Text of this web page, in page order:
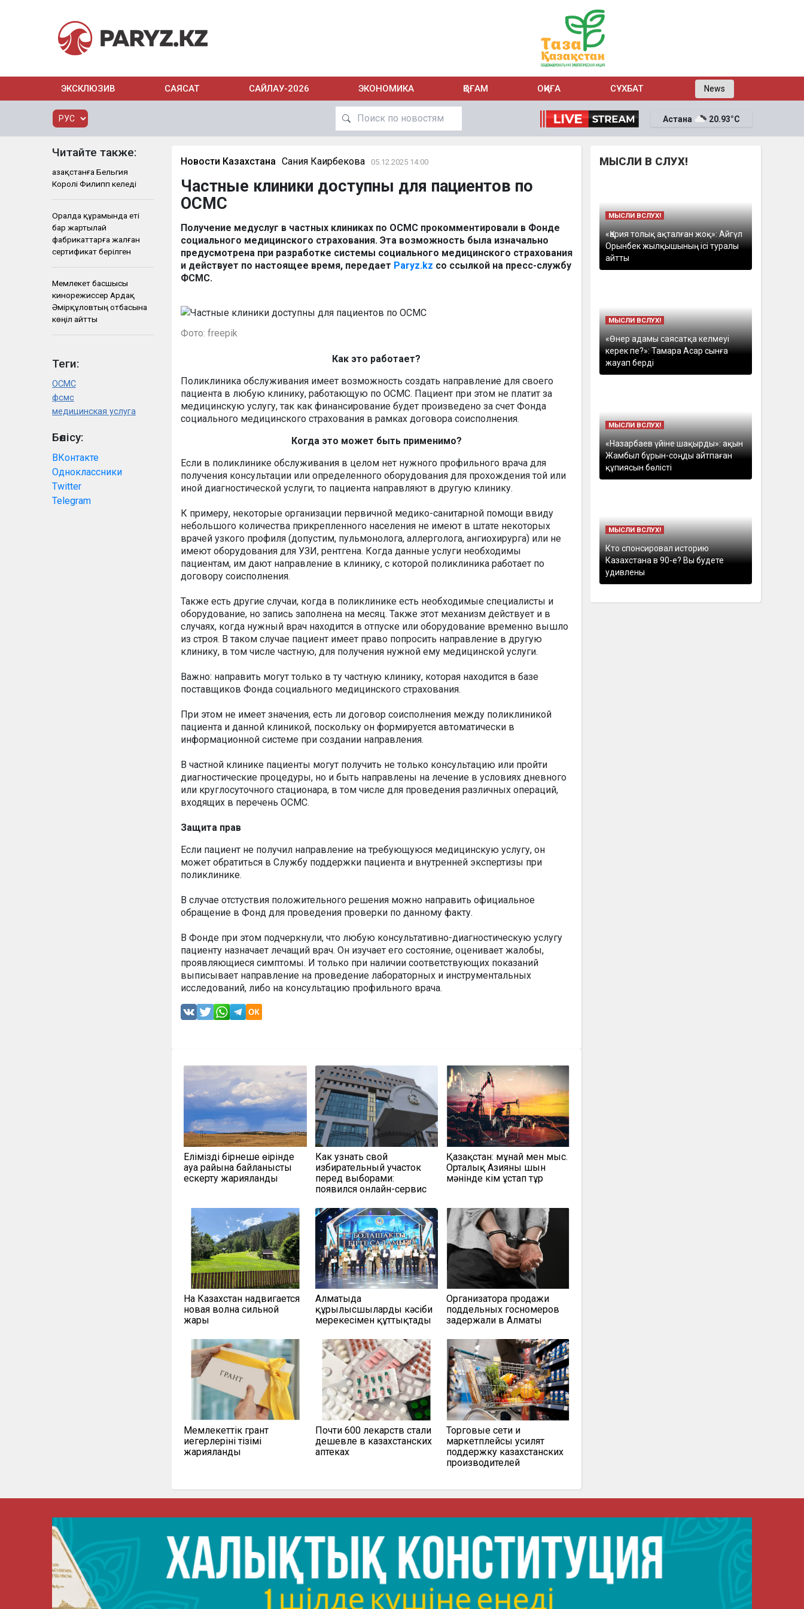
ЭКСКЛЮЗИВ САЯСАТ САЙЛАУ-2026 ЭКОНОМИКА ҚОҒАМ ОҚИҒА СҰХБАТ News
Астана 20.93°C
Читайте также:
Қазақстанға Бельгия
Королі Филипп келеді
Оралда құрамында еті
бар жартылай
фабрикаттарға жалған
сертификат берілген
Мемлекет басшысы
кинорежиссер Ардақ
Әмірқұловтың отбасына
көңіл айтты
Теги:
ОСМС
фсмс
медицинская услуга
Бөлісу:
ВКонтакте
Одноклассники
Twitter
Telegram
Новости Казахстана Сания Каирбекова 05.12.2025 14:00
Частные клиники доступны для пациентов по
ОСМС
Получение медуслуг в частных клиниках по ОСМС прокомментировали в Фонде
социального медицинского страхования. Эта возможность была изначально
предусмотрена при разработке системы социального медицинского страхования
и действует по настоящее время, передает Paryz.kz со ссылкой на пресс-службу
ФСМС.
Фото: freepik
Как это работает?
Поликлиника обслуживания имеет возможность создать направление для своего
пациента в любую клинику, работающую по ОСМС. Пациент при этом не платит за
медицинскую услугу, так как финансирование будет произведено за счет Фонда
социального медицинского страхования в рамках договора соисполнения.
Когда это может быть применимо?
Если в поликлинике обслуживания в целом нет нужного профильного врача для
получения консультации или определенного оборудования для прохождения той или
иной диагностической услуги, то пациента направляют в другую клинику.
К примеру, некоторые организации первичной медико-санитарной помощи ввиду
небольшого количества прикрепленного населения не имеют в штате некоторых
врачей узкого профиля (допустим, пульмонолога, аллерголога, ангиохирурга) или не
имеют оборудования для УЗИ, рентгена. Когда данные услуги необходимы
пациентам, им дают направление в клинику, с которой поликлиника работает по
договору соисполнения.
Также есть другие случаи, когда в поликлинике есть необходимые специалисты и
оборудование, но запись заполнена на месяц. Также этот механизм действует и в
случаях, когда нужный врач находится в отпуске или оборудование временно вышло
из строя. В таком случае пациент имеет право попросить направление в другую
клинику, в том числе частную, для получения нужной ему медицинской услуги.
Важно: направить могут только в ту частную клинику, которая находится в базе
поставщиков Фонда социального медицинского страхования.
При этом не имеет значения, есть ли договор соисполнения между поликлиникой
пациента и данной клиникой, поскольку он формируется автоматически в
информационной системе при создании направления.
В частной клинике пациенты могут получить не только консультацию или пройти
диагностические процедуры, но и быть направлены на лечение в условиях дневного
или круглосуточного стационара, в том числе для проведения различных операций,
входящих в перечень ОСМС.
Защита прав
Если пациент не получил направление на требующуюся медицинскую услугу, он
может обратиться в Службу поддержки пациента и внутренней экспертизы при
поликлинике.
В случае отстуствия положительного решения можно направить официальное
обращение в Фонд для проведения проверки по данному факту.
В Фонде при этом подчеркнули, что любую консультативно-диагностическую услугу
пациенту назначает лечащий врач. Он изучает его состояние, оценивает жалобы,
проявляющиеся симптомы. И только при наличии соответствующих показаний
выписывает направление на проведение лабораторных и инструментальных
исследований, либо на консультацию профильного врача.
Еліміздің бірнеше өңірінде
ауа райына байланысты
ескерту жарияланды
Как узнать свой
избирательный участок
перед выборами:
появился онлайн-сервис
Қазақстан: мұнай мен мыс.
Орталық Азияны шын
мәнінде кім ұстап тұр
На Казахстан надвигается
новая волна сильной
жары
Алматыда
құрылысшыларды кәсіби
мерекесімен құттықтады
Организатора продажи
поддельных госномеров
задержали в Алматы
Мемлекеттік грант
иегерлерінің тізімі
жарияланды
Почти 600 лекарств стали
дешевле в казахстанских
аптеках
Торговые сети и
маркетплейсы усилят
поддержку казахстанских
производителей
МЫСЛИ В СЛУХ!
МЫСЛИ ВСЛУХ!
«Қария толық ақталған жоқ»: Айгүл
Орынбек жылқышының ісі туралы
айтты
МЫСЛИ ВСЛУХ!
«Өнер адамы саясатқа келмеуі
керек пе?»: Тамара Асар сынға
жауап берді
МЫСЛИ ВСЛУХ!
«Назарбаев үйіне шақырды»: ақын
Жамбыл бұрын-соңды айтпаған
құпиясын бөлісті
МЫСЛИ ВСЛУХ!
Кто спонсировал историю
Казахстана в 90-е? Вы будете
удивлены